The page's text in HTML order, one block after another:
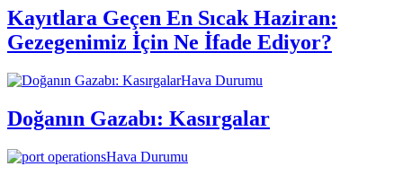
Kayıtlara Geçen En Sıcak Haziran:
Gezegenimiz İçin Ne İfade Ediyor?
Hava Durumu
Doğanın Gazabı: Kasırgalar
Hava Durumu